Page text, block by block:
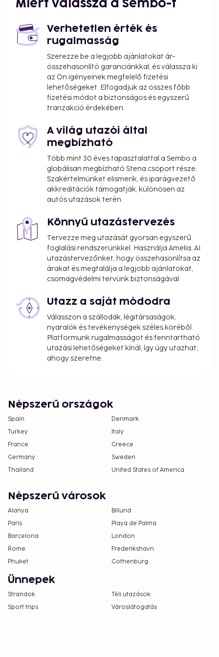
Miért válassza a Sembo-t
Verhetetlen érték és
rugalmasság
Szerezze be a legjobb ajánlatokat ár-
összehasonlító garanciánkkal, és válassza ki
az Ön igényeinek megfelelő fizetési
lehetőségeket. Elfogadjuk az összes főbb
fizetési módot a biztonságos és egyszerű
tranzakció érdekében.
A világ utazói által
megbízható
Több mint 30 éves tapasztalattal a Sembo a
globálisan megbízható Stena csoport része.
Szakértelmünket elismerik, és iparágvezető
akkreditációk támogatják, különösen az
autós utazások terén.
Könnyű utazástervezés
Tervezze meg utazását gyorsan egyszerű
foglalási rendszerünkkel. Használja Amelia, AI
utazástervezőnket, hogy összehasonlítsa az
árakat és megtalálja a legjobb ajánlatokat,
csomagvédelmi tervünk biztonságával.
Utazz a saját módodra
Válasszon a szállodák, légitársaságok,
nyaralók és tevékenységek széles köréből.
Platformunk rugalmasságot és fenntartható
utazási lehetőségeket kínál, így úgy utazhat,
ahogy szeretne.
Népszerű országok
Spain
Denmark
Turkey
Italy
France
Greece
Germany
Sweden
Thailand
United States of America
Népszerű városok
Alanya
Billund
Paris
Playa de Palma
Barcelona
London
Rome
Frederikshavn
Phuket
Gothenburg
Ünnepek
Strandok
Téli utazások
Sport trips
Városlátogatás